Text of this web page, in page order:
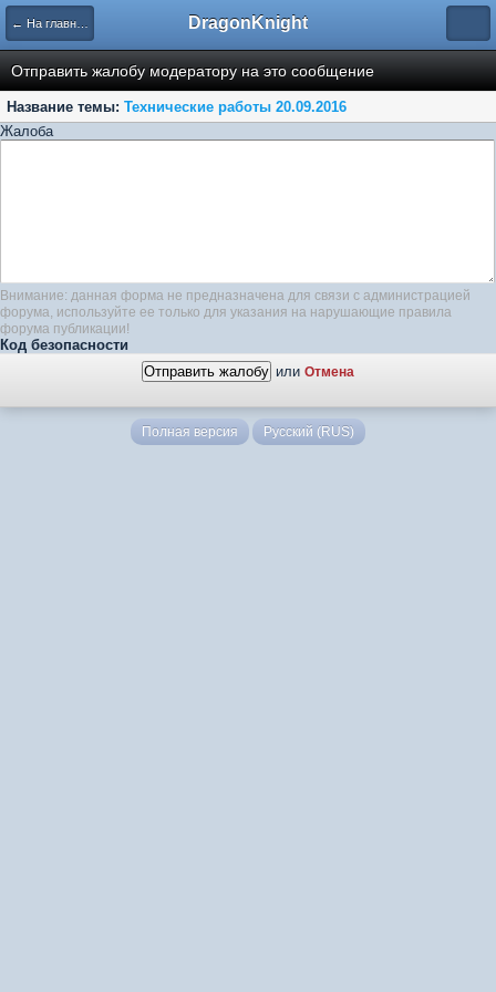
← На главную DragonKnight
Отправить жалобу модератору на это сообщение
Название темы: Технические работы 20.09.2016
Жалоба
Внимание: данная форма не предназначена для связи с администрацией
форума, используйте ее только для указания на нарушающие правила
форума публикации!
Код безопасности
или Отмена
Полная версия Русский (RUS)